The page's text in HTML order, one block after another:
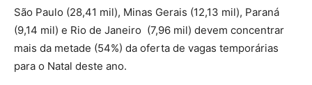
São Paulo (28,41 mil), Minas Gerais (12,13 mil), Paraná
(9,14 mil) e Rio de Janeiro (7,96 mil) devem concentrar
mais da metade (54%) da oferta de vagas temporárias
para o Natal deste ano.